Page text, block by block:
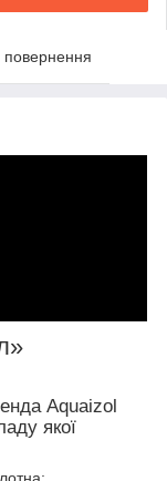
Aquaizol
якої